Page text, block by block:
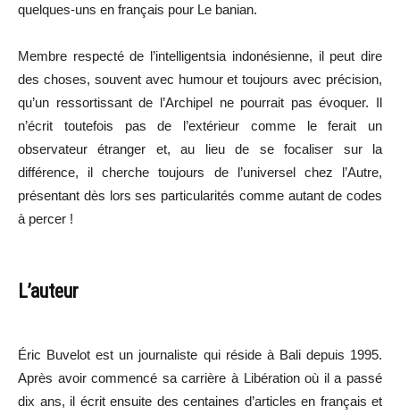
quelques-uns en français pour Le banian.
Membre respecté de l’intelligentsia indonésienne, il peut dire
des choses, souvent avec humour et toujours avec précision,
qu’un ressortissant de l’Archipel ne pourrait pas évoquer. Il
n’écrit toutefois pas de l’extérieur comme le ferait un
observateur étranger et, au lieu de se focaliser sur la
différence, il cherche toujours de l’universel chez l’Autre,
présentant dès lors ses particularités comme autant de codes
à percer !
L’auteur
Éric Buvelot est un journaliste qui réside à Bali depuis 1995.
Après avoir commencé sa carrière à Libération où il a passé
dix ans, il écrit ensuite des centaines d’articles en français et